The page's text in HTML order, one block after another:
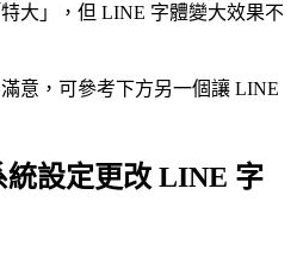
大」，但 LINE 字體變大效果不
意，可參考下方另一個讓 LINE
統設定更改 LINE 字